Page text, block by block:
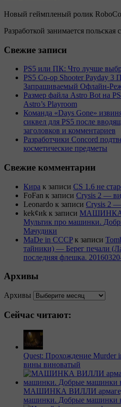
Новый геймпленый ролик
Разработкой занимается
Свежие записи
PS5 или ПК: Что лучше
PS5 Co-op Shooter Payday 3
Запрашиваемый Офлайн-
Размер файла Astro Bot на
Astro’s Playroom
Команда «Days Gone»
сиквел для PS5 после
заголовков и комментариев
Разработчики Concord
косметические предметы
Свежие комментарии
Кира к записи CS 1.6 не
FoFan к записи Crysis 2 —
Leonardo к записи Crysis 2 —
kek¢иk к записи МАШИНКА
Мультик про машинки.
Мачудики
MaDe in CCCP к записи
тайники) — Берег печали
последняя флешка.
Архивы
Архивы
Сейчас читают:
Quest: Прохождение Murder
вины виноватый
МАШИНКА ВИЛЛИ
машинки. Добрые машинки